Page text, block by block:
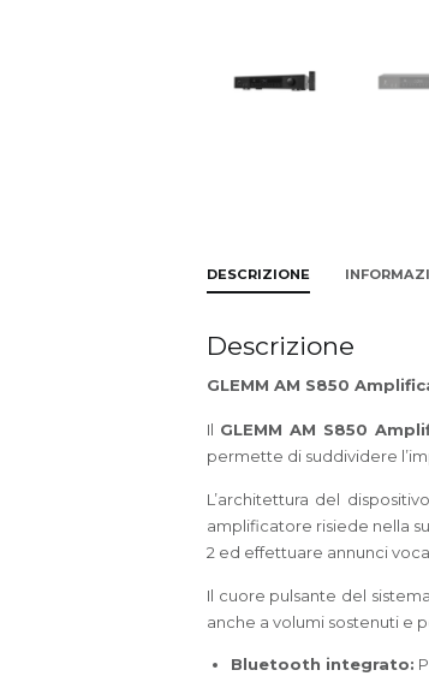
DESCRIZIONE
Descrizione
GLEMM AM S850
Il GLEMM AM S850
permette di suddividere
L’architettura del
amplificatore risiede nella
2 ed effettuare annunci
Il cuore pulsante del
anche a volumi sostenuti e
Bluetooth integrato: